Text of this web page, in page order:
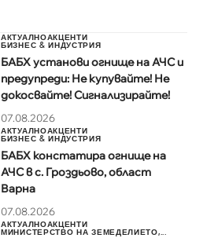
АКТУАЛНОАКЦЕНТИ
БИЗНЕС & ИНДУСТРИЯ
БАБХ установи огнище на АЧС и
предупреди: Не купувайте! Не
докосвайте! Сигнализирайте!
07.08.2026
АКТУАЛНОАКЦЕНТИ
БИЗНЕС & ИНДУСТРИЯ
БАБХ констатира огнище на
АЧС в с. Гроздьово, област
Варна
07.08.2026
АКТУАЛНОАКЦЕНТИ
МИНИСТЕРСТВО НА ЗЕМЕДЕЛИЕТО,...